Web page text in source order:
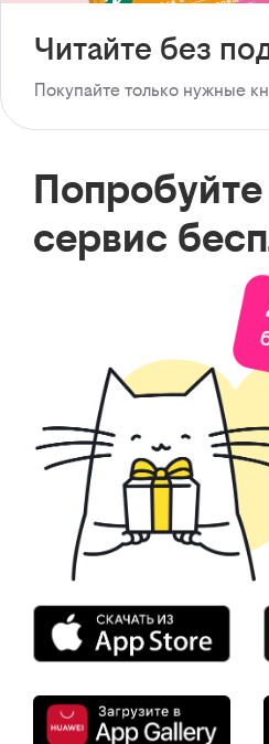
Читайте без
Покупайте только нужные
сервис